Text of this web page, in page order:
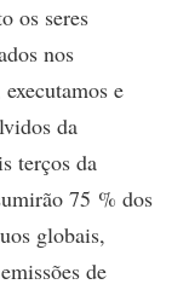
os seres
nos
e
da
terços da
75 % dos
globais,
de